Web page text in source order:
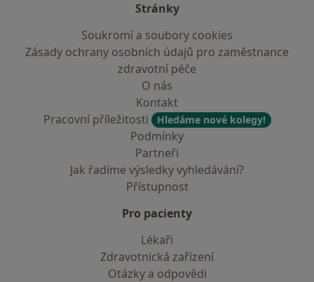
Stránky
Soukromí a soubory cookies
Zásady ochrany osobních údajů pro zaměstnance
zdravotní péče
O nás
Kontakt
Pracovní příležitosti
Hledáme nové kolegy!
Podmínky
Partneři
Jak řadíme výsledky vyhledávání?
Přístupnost
Pro pacienty
Lékaři
Zdravotnická zařízení
Otázky a odpovědi